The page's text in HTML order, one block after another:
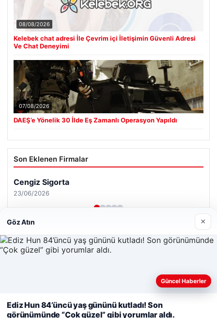
08/08/2026
Kelebek chat adresi İle Çevrim içi İletişimin Güvenli Adresi
Ve Chat Deneyimi
07/08/2026
DAEŞ’e Yönelik 30 İlde Eş Zamanlı Operasyon Yapıldı
Son Eklenen Firmalar
Web sitemizi nasıl kullandığınızı daha iyi anlayabilmek,
kullanıyoruz.Çerez Politikamız
Göz Atın ×
Güncel Haberler
Ediz Hun 84’üncü yaş gününü kutladı! Son
görünümünde “Çok güzel” gibi yorumlar aldı.